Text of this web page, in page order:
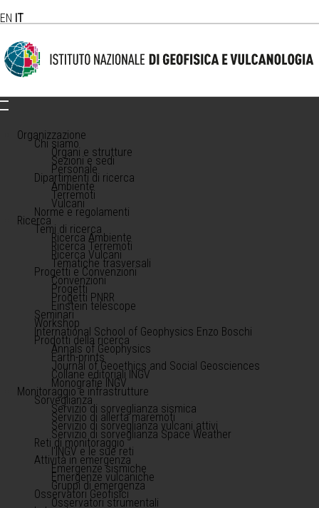
EN IT
Organizzazione
Chi siamo
Organi e strutture
Sezioni e sedi
Personale
Dipartimenti di ricerca
Ambiente
Terremoti
Vulcani
Norme e regolamenti
Ricerca
Temi di ricerca
Ricerca Ambiente
Ricerca Terremoti
Ricerca Vulcani
Tematiche trasversali
Progetti e Convenzioni
Convenzioni
Progetti
Progetti PNRR
Einstein telescope
Seminari
Workshop
International School of Geophysics Enzo Boschi
Prodotti della ricerca
Annals of Geophysics
Earth-prints
Journal of Geoethics and Social Geosciences
Collane editoriali INGV
Monografie INGV
Monitoraggio e infrastrutture
Sorveglianza
Servizio di sorveglianza sismica
Servizio di allerta maremoti
Servizio di sorveglianza vulcani attivi
Servizio di sorveglianza Space Weather
Reti di monitoraggio
l'INGV e le sue reti
Attività in emergenza
Emergenze sismiche
Emergenze vulcaniche
Gruppi di emergenza
Osservatori Geofisici
Osservatori strumentali